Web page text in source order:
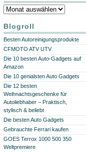
Archiv
Blogroll
Besten Autoreinigungsprodukte
CFMOTO ATV UTV
Die 10 besten Auto-Gadgets auf
Amazon
Die 10 genialsten Auto Gadgets
Die 12 besten
Weihnachtsgeschenke für
Autoliebhaber – Praktisch,
stylisch & beliebt
Die besten Auto Gadgets
Gebrauchte Ferrari kaufen
GOES Terrox 1000 500 350
Weltpremiere